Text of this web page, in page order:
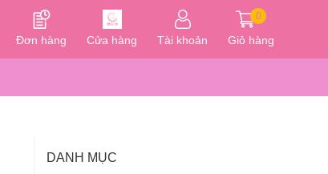
Đơn hàng Cửa hàng Tài khoản
0
Giỏ hàng
DANH MỤC